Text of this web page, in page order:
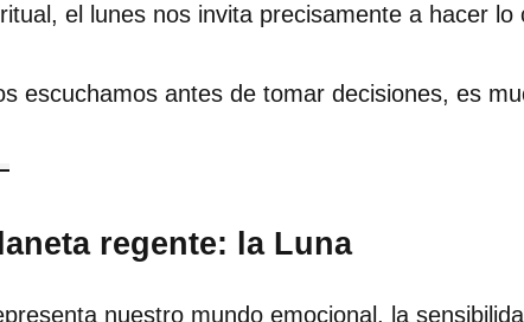
el lunes nos invita precisamente a hacer
escuchamos antes de tomar decisiones, es
regente: la Luna
nuestro mundo emocional, la